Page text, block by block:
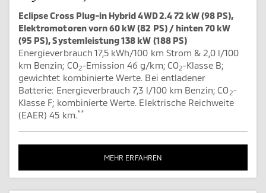
Eclipse Cross Plug-in Hybrid 4WD 2.4 72 kW (98 PS),
Elektromotoren vorn 60 kW (82 PS) / hinten 70 kW
(95 PS), Systemleistung 138 kW (188 PS)
Energieverbrauch 17,5 kWh/100 km Strom & 2,0 l/100
km Benzin; CO2-Emission 46 g/km; CO2-Klasse B;
gewichtet kombinierte Werte. Bei entladener
Batterie: Energieverbrauch 7,3 l/100 km Benzin; CO2-
Klasse F; kombinierte Werte. Elektrische Reichweite
(EAER) 45 km.**
MEHR ERFAHREN